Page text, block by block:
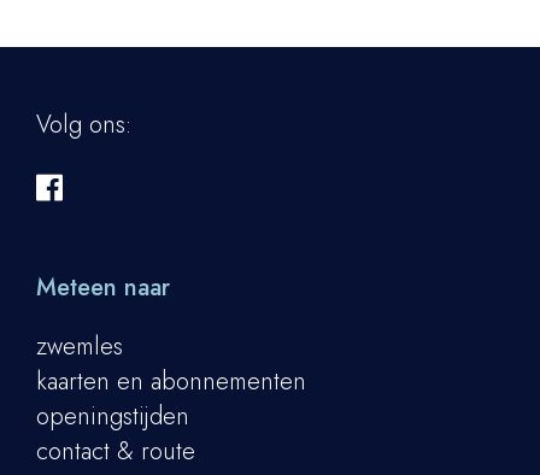
Volg ons:
Meteen naar
zwemles
kaarten en abonnementen
openingstijden
contact & route